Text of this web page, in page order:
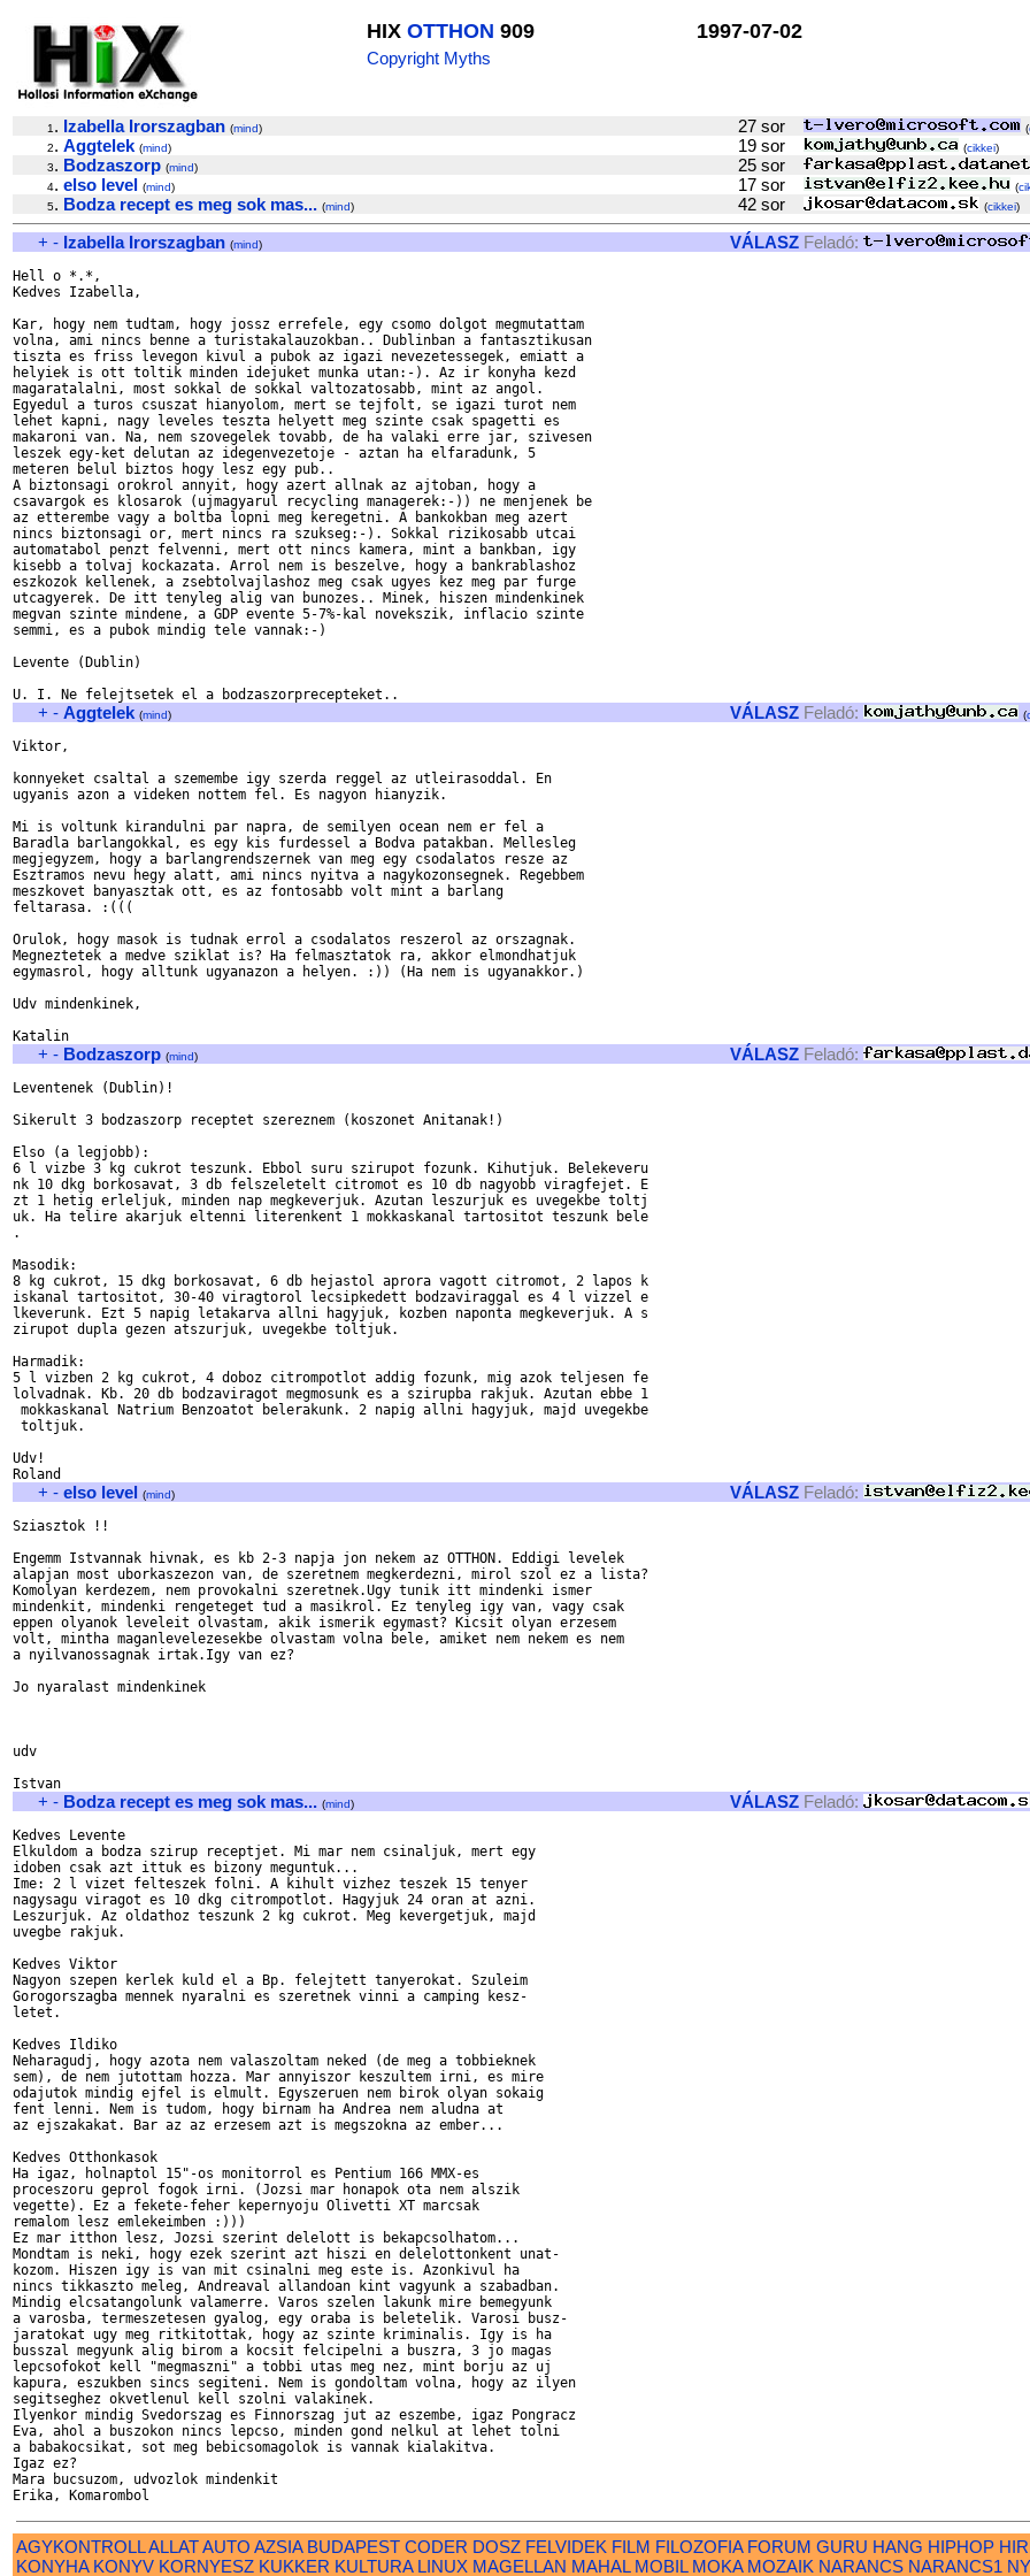
HIX OTTHON 909
Copyright Myths
1997-07-02
1 . Izabella Irorszagban (mind) 27 sor (
2. Aggtelek (mind) 19 sor (cikkei)
3. Bodzaszorp (mind) 25 sor
4. elso level (mind) 17 sor (
5. Bodza recept es meg sok mas... (mind) 42 sor (cikkei)
+ - Izabella Irorszagban (mind) VÁLASZ Feladó:
Hell o *.*,
Kedves Izabella,
Kar, hogy nem tudtam, hogy jossz errefele, egy csomo dolgot megmutattam
volna, ami nincs benne a turistakalauzokban.. Dublinban a fantasztikusan
tiszta es friss levegon kivul a pubok az igazi nevezetessegek, emiatt a
helyiek is ott toltik minden idejuket munka utan:-). Az ir konyha kezd
magaratalalni, most sokkal de sokkal valtozatosabb, mint az angol.
Egyedul a turos csuszat hianyolom, mert se tejfolt, se igazi turot nem
lehet kapni, nagy leveles teszta helyett meg szinte csak spagetti es
makaroni van. Na, nem szovegelek tovabb, de ha valaki erre jar, szivesen
leszek egy-ket delutan az idegenvezetoje - aztan ha elfaradunk, 5
meteren belul biztos hogy lesz egy pub..
A biztonsagi orokrol annyit, hogy azert allnak az ajtoban, hogy a
csavargok es klosarok (ujmagyarul recycling managerek:-)) ne menjenek be
az etterembe vagy a boltba lopni meg keregetni. A bankokban meg azert
nincs biztonsagi or, mert nincs ra szukseg:-). Sokkal rizikosabb utcai
automatabol penzt felvenni, mert ott nincs kamera, mint a bankban, igy
kisebb a tolvaj kockazata. Arrol nem is beszelve, hogy a bankrablashoz
eszkozok kellenek, a zsebtolvajlashoz meg csak ugyes kez meg par furge
utcagyerek. De itt tenyleg alig van bunozes.. Minek, hiszen mindenkinek
megvan szinte mindene, a GDP evente 5-7%-kal novekszik, inflacio szinte
semmi, es a pubok mindig tele vannak:-)
Levente (Dublin)
+ - Aggtelek (mind) VÁLASZ Feladó: (
Viktor,
konnyeket csaltal a szemembe igy szerda reggel az utleirasoddal. En
ugyanis azon a videken nottem fel. Es nagyon hianyzik.
Mi is voltunk kirandulni par napra, de semilyen ocean nem er fel a
Baradla barlangokkal, es egy kis furdessel a Bodva patakban. Mellesleg
megjegyzem, hogy a barlangrendszernek van meg egy csodalatos resze az
Esztramos nevu hegy alatt, ami nincs nyitva a nagykozonsegnek. Regebbem
meszkovet banyasztak ott, es az fontosabb volt mint a barlang
feltarasa. :(((
Orulok, hogy masok is tudnak errol a csodalatos reszerol az orszagnak.
Megneztetek a medve sziklat is? Ha felmasztatok ra, akkor elmondhatjuk
egymasrol, hogy alltunk ugyanazon a helyen. :)) (Ha nem is ugyanakkor.)
Udv mindenkinek,
+ - Bodzaszorp (mind) VÁLASZ Feladó:
Leventenek (Dublin)!
Sikerult 3 bodzaszorp receptet szereznem (koszonet Anitanak!)
Elso (a legjobb):
6 l vizbe 3 kg cukrot teszunk. Ebbol suru szirupot fozunk. Kihutjuk. Belekeveru
nk 10 dkg borkosavat, 3 db felszeletelt citromot es 10 db nagyobb viragfejet. E
zt 1 hetig erleljuk, minden nap megkeverjuk. Azutan leszurjuk es uvegekbe toltj
uk. Ha telire akarjuk eltenni literenkent 1 mokkaskanal tartositot teszunk bele
.
Masodik:
8 kg cukrot, 15 dkg borkosavat, 6 db hejastol aprora vagott citromot, 2 lapos k
iskanal tartositot, 30-40 viragtorol lecsipkedett bodzaviraggal es 4 l vizzel e
lkeverunk. Ezt 5 napig letakarva allni hagyjuk, kozben naponta megkeverjuk. A s
zirupot dupla gezen atszurjuk, uvegekbe toltjuk.
Harmadik:
5 l vizben 2 kg cukrot, 4 doboz citrompotlot addig fozunk, mig azok teljesen fe
lolvadnak. Kb. 20 db bodzaviragot megmosunk es a szirupba rakjuk. Azutan ebbe 1
mokkaskanal Natrium Benzoatot belerakunk. 2 napig allni hagyjuk, majd uvegekbe
toltjuk.
Udv!
+ - elso level (mind) VÁLASZ Feladó:
Sziasztok !!
Engemm Istvannak hivnak, es kb 2-3 napja jon nekem az OTTHON. Eddigi levelek
alapjan most uborkaszezon van, de szeretnem megkerdezni, mirol szol ez a lista?
Komolyan kerdezem, nem provokalni szeretnek.Ugy tunik itt mindenki ismer
mindenkit, mindenki rengeteget tud a masikrol. Ez tenyleg igy van, vagy csak
eppen olyanok leveleit olvastam, akik ismerik egymast? Kicsit olyan erzesem
volt, mintha maganlevelezesekbe olvastam volna bele, amiket nem nekem es nem
a nyilvanossagnak irtak.Igy van ez?
Jo nyaralast mindenkinek
udv
+ - Bodza recept es meg sok mas... (mind) VÁLASZ Feladó:
Kedves Levente
Elkuldom a bodza szirup receptjet. Mi mar nem csinaljuk, mert egy
idoben csak azt ittuk es bizony meguntuk...
Ime: 2 l vizet felteszek folni. A kihult vizhez teszek 15 tenyer
nagysagu viragot es 10 dkg citrompotlot. Hagyjuk 24 oran at azni.
Leszurjuk. Az oldathoz teszunk 2 kg cukrot. Meg kevergetjuk, majd
uvegbe rakjuk.
Kedves Viktor
Nagyon szepen kerlek kuld el a Bp. felejtett tanyerokat. Szuleim
Gorogorszagba mennek nyaralni es szeretnek vinni a camping kesz-
letet.
Kedves Ildiko
Neharagudj, hogy azota nem valaszoltam neked (de meg a tobbieknek
sem), de nem jutottam hozza. Mar annyiszor keszultem irni, es mire
odajutok mindig ejfel is elmult. Egyszeruen nem birok olyan sokaig
fent lenni. Nem is tudom, hogy birnam ha Andrea nem aludna at
az ejszakakat. Bar az az erzesem azt is megszokna az ember...
Kedves Otthonkasok
Ha igaz, holnaptol 15"-os monitorrol es Pentium 166 MMX-es
proceszoru geprol fogok irni. (Jozsi mar honapok ota nem alszik
vegette). Ez a fekete-feher kepernyoju Olivetti XT marcsak
remalom lesz emlekeimben :)))
Ez mar itthon lesz, Jozsi szerint delelott is bekapcsolhatom...
Mondtam is neki, hogy ezek szerint azt hiszi en delelottonkent unat-
kozom. Hiszen igy is van mit csinalni meg este is. Azonkivul ha
nincs tikkaszto meleg, Andreaval allandoan kint vagyunk a szabadban.
Mindig elcsatangolunk valamerre. Varos szelen lakunk mire bemegyunk
a varosba, termeszetesen gyalog, egy oraba is beletelik. Varosi busz-
jaratokat ugy meg ritkitottak, hogy az szinte kriminalis. Igy is ha
busszal megyunk alig birom a kocsit felcipelni a buszra, 3 jo magas
lepcsofokot kell "megmaszni" a tobbi utas meg nez, mint borju az uj
kapura, eszukben sincs segiteni. Nem is gondoltam volna, hogy az ilyen
segitseghez okvetlenul kell szolni valakinek.
Ilyenkor mindig Svedorszag es Finnorszag jut az eszembe, igaz Pongracz
Eva, ahol a buszokon nincs lepcso, minden gond nelkul at lehet tolni
a babakocsikat, sot meg bebicsomagolok is vannak kialakitva.
Igaz ez?
Mara bucsuzom, udvozlok mindenkit
AGYKONTROLLALLATAUTO AZSIA BUDAPEST CODER DOSZ FELVIDEK FILM FILOZOFIA FORUM GURU HANG HIPHOP
KONYHA KONYV KORNYESZ KUKKER KULTURA LINUX MAGELLAN MAHAL MOBIL MOKA MOZAIK NARANCS NARANCS1 NY